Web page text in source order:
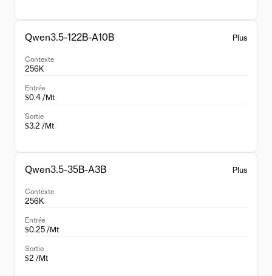
Qwen3.5-122B-A10B Plus
Contexte
256K
Entrée
$0.4 /Mt
Sortie
$3.2 /Mt
Qwen3.5-35B-A3B Plus
Contexte
256K
Entrée
$0.25 /Mt
Sortie
$2 /Mt